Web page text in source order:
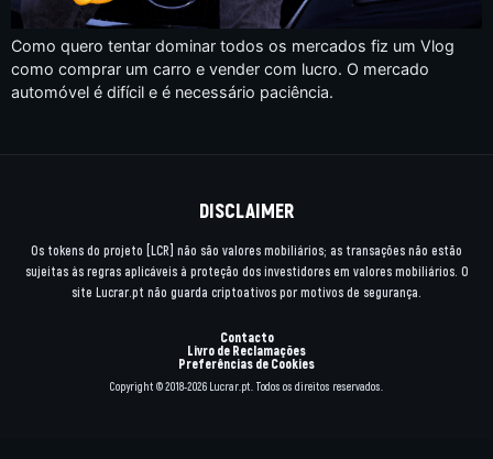
Como quero tentar dominar todos os mercados fiz um Vlog
como comprar um carro e vender com lucro. O mercado
automóvel é difícil e é necessário paciência.
DISCLAIMER
Os tokens do projeto [LCR] não são valores mobiliários; as transações não estão
sujeitas às regras aplicáveis à proteção dos investidores em valores mobiliários. O
site Lucrar.pt não guarda criptoativos por motivos de segurança.
Contacto
Livro de Reclamações
Preferências de Cookies
Copyright © 2018-2026 Lucrar.pt. Todos os direitos reservados.